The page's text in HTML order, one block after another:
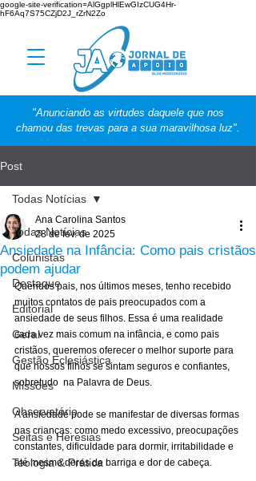
google-site-verification=AlGgplHlEwGIzCUG4Hr-
hF6Aq7S75CZjD2J_rZrN2Zo
"Anunciando as virtudes daquele que nos
chamou das trevas para a sua maravilhosa luz".
Post
Todas Notícias
Colunistas
Destaque
Editorial
Geral
Gestão Eclesiástica
Missões
Observatório
Seitas e Heresias
Teologia & Prática
Todas Notícias
Ansiedade na Infância: Como pais cristãos
podem ajudar
Ana Carolina Santos
28 de fev. de 2025
Queridos pais, nos últimos meses, tenho recebido
muitos contatos de pais preocupados com a
ansiedade de seus filhos. Essa é uma realidade
cada vez mais comum na infância, e como pais
cristãos, queremos oferecer o melhor suporte para
que nossos filhos se sintam seguros e confiantes,
sobretudo  na Palavra de Deus.
A ansiedade pode se manifestar de diversas formas
nas crianças: como medo excessivo, preocupações
constantes, dificuldade para dormir, irritabilidade e
até mesmo dores de barriga e dor de cabeça.